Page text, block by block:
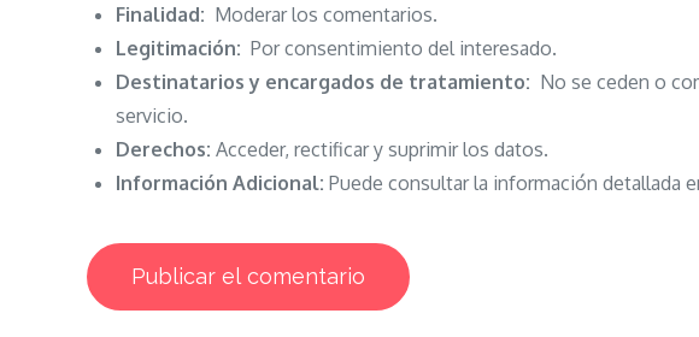
Finalidad: Moderar los comentarios.
Legitimación: Por consentimiento del interesado.
Destinatarios y encargados de tratamiento: No se ceden o
servicio.
Derechos: Acceder, rectificar y suprimir los datos.
Información Adicional: Puede consultar la información detallada